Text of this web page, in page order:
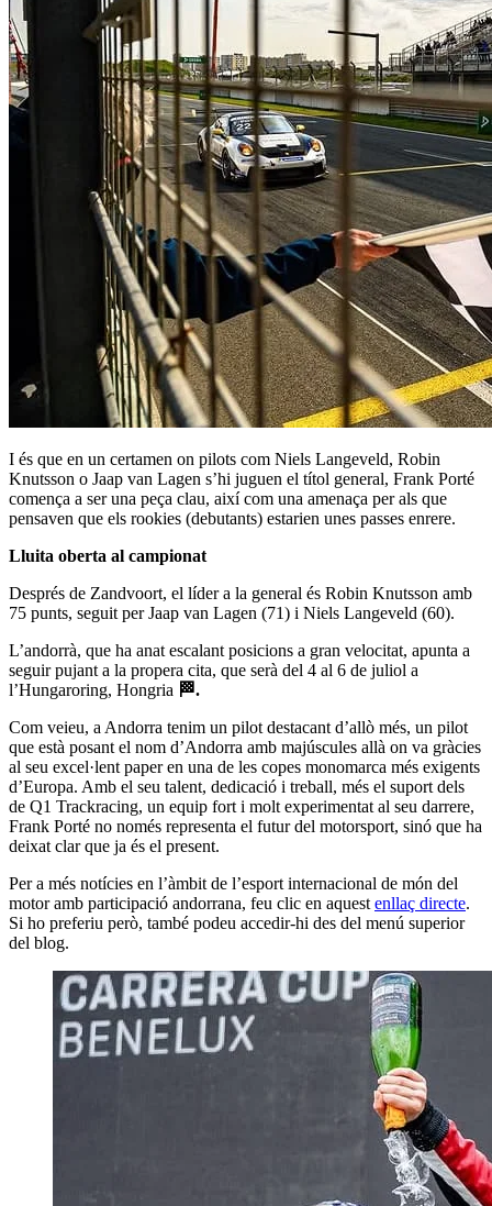
I és que en un certamen on pilots com Niels Langeveld, Robin
Knutsson o Jaap van Lagen s’hi juguen el títol general, Frank Porté
comença a ser una peça clau, així com una amenaça per als que
pensaven que els rookies (debutants) estarien unes passes enrere.
Lluita oberta al campionat
Després de Zandvoort, el líder a la general és Robin Knutsson amb
75 punts, seguit per Jaap van Lagen (71) i Niels Langeveld (60).
L’andorrà, que ha anat escalant posicions a gran velocitat, apunta a
seguir pujant a la propera cita, que serà del 4 al 6 de juliol a
l’Hungaroring, Hongria 🏁.
Com veieu, a Andorra tenim un pilot destacant d’allò més, un pilot
que està posant el nom d’Andorra amb majúscules allà on va gràcies
al seu excel·lent paper en una de les copes monomarca més exigents
d’Europa. Amb el seu talent, dedicació i treball, més el suport dels
de Q1 Trackracing, un equip fort i molt experimentat al seu darrere,
Frank Porté no només representa el futur del motorsport, sinó que ha
deixat clar que ja és el present.
Per a més notícies en l’àmbit de l’esport internacional de món del
motor amb participació andorrana, feu clic en aquest enllaç directe.
Si ho preferiu però, també podeu accedir-hi des del menú superior
del blog.